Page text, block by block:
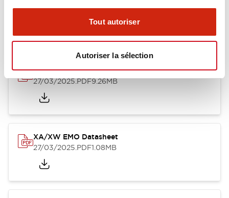
Tout autoriser
Autoriser la sélection
XA XW & XN Series Sales Brochure
27/03/2025.PDF9.26MB
XA/XW EMO Datasheet
27/03/2025.PDF1.08MB